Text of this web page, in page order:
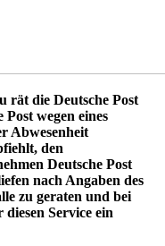
rät die Deutsche Post
wegen eines
Abwesenheit
den
Deutsche Post
nach Angaben des
zu geraten und bei
Service ein